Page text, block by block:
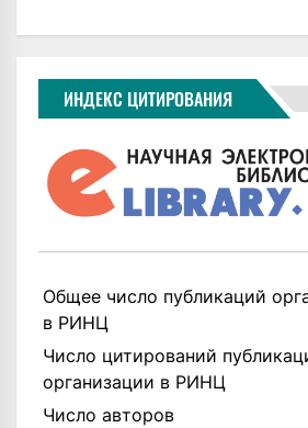
ИНДЕКС ЦИТИРОВАНИЯ
Общее число публикаций
в РИНЦ
Число цитирований
организации в РИНЦ
Число авторов